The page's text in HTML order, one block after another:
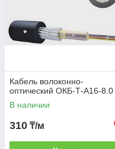
Кабель волоконно-
оптический ОКБ-Т-А16-8.0
В наличии
310 ₸/м